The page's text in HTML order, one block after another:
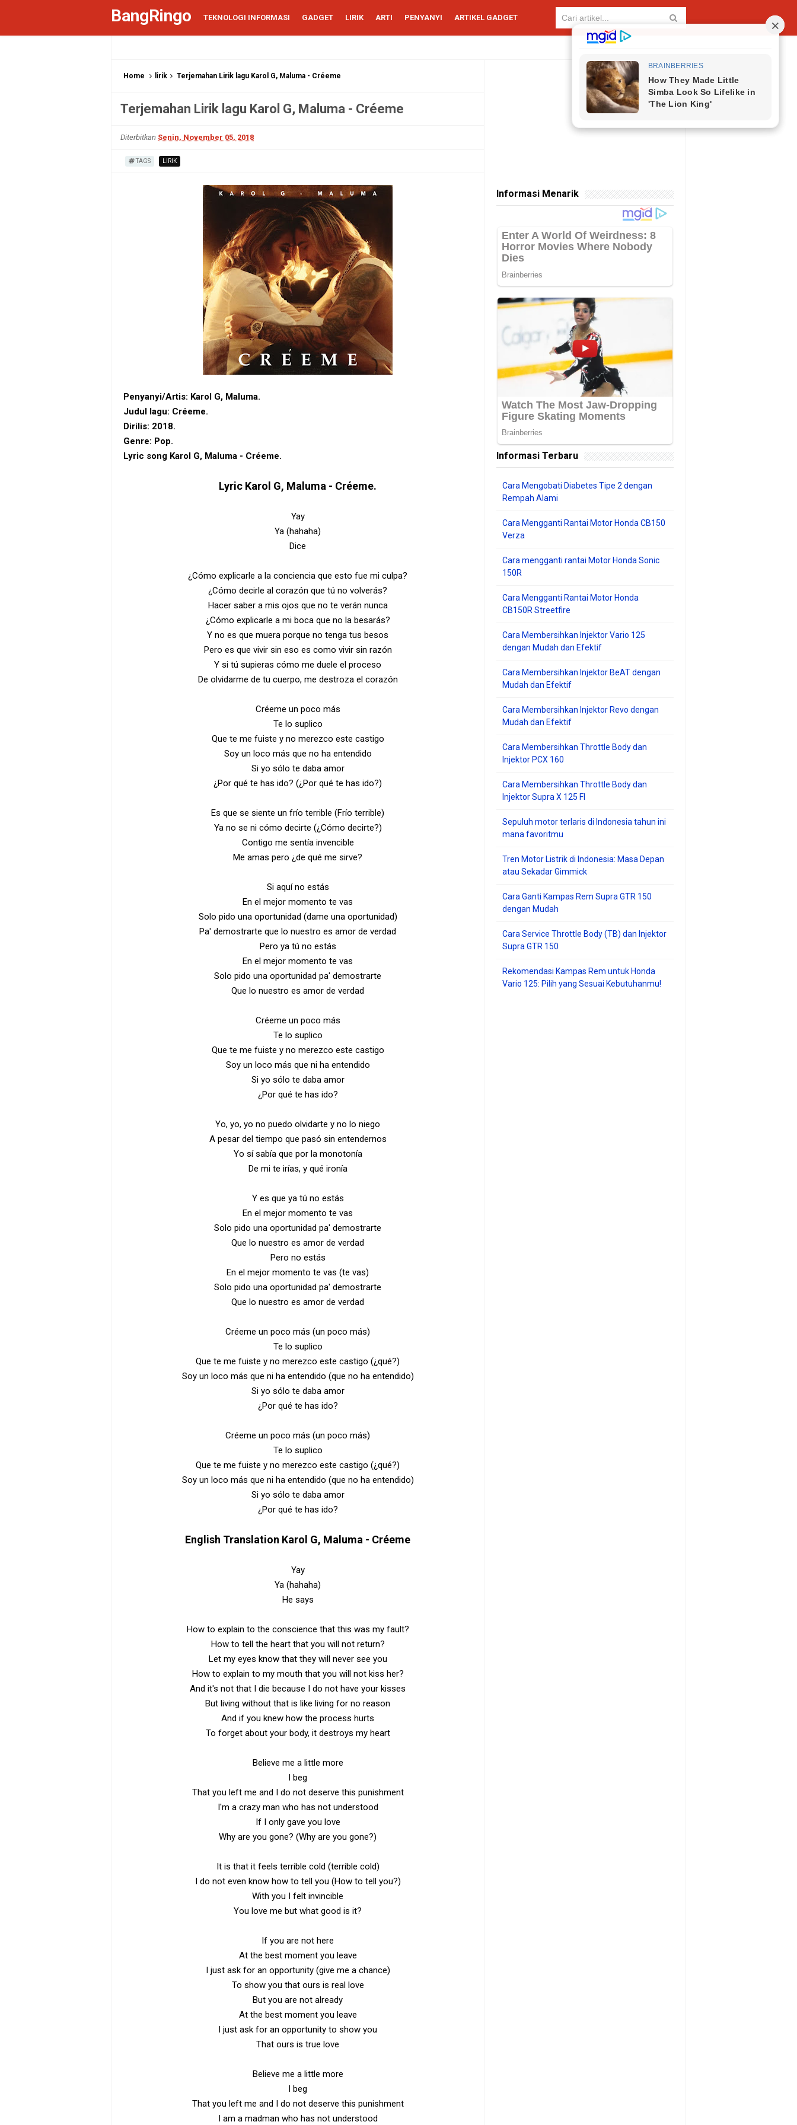
BangRingo TEKNOLOGI INFORMASI GADGET LIRIK ARTI PENYANYI ARTIKEL GADGET
Home lirik Terjemahan Lirik lagu Karol G, Maluma - Créeme
Terjemahan Lirik lagu Karol G, Maluma - Créeme
Diterbitkan Senin, November 05, 2018
TAGS LIRIK
Penyanyi/Artis: Karol G, Maluma.
Judul lagu: Créeme.
Dirilis: 2018.
Genre: Pop.
Lyric song Karol G, Maluma - Créeme.
Lyric Karol G, Maluma - Créeme.
Yay
Ya (hahaha)
Dice
¿Cómo explicarle a la conciencia que esto fue mi culpa?
¿Cómo decirle al corazón que tú no volverás?
Hacer saber a mis ojos que no te verán nunca
¿Cómo explicarle a mi boca que no la besarás?
Y no es que muera porque no tenga tus besos
Pero es que vivir sin eso es como vivir sin razón
Y si tú supieras cómo me duele el proceso
De olvidarme de tu cuerpo, me destroza el corazón
Créeme un poco más
Te lo suplico
Que te me fuiste y no merezco este castigo
Soy un loco más que no ha entendido
Si yo sólo te daba amor
¿Por qué te has ido? (¿Por qué te has ido?)
Es que se siente un frío terrible (Frío terrible)
Ya no se ni cómo decirte (¿Cómo decirte?)
Contigo me sentía invencible
Me amas pero ¿de qué me sirve?
Si aquí no estás
En el mejor momento te vas
Solo pido una oportunidad (dame una oportunidad)
Pa' demostrarte que lo nuestro es amor de verdad
Pero ya tú no estás
En el mejor momento te vas
Solo pido una oportunidad pa' demostrarte
Que lo nuestro es amor de verdad
Créeme un poco más
Te lo suplico
Que te me fuiste y no merezco este castigo
Soy un loco más que ni ha entendido
Si yo sólo te daba amor
¿Por qué te has ido?
Yo, yo, yo no puedo olvidarte y no lo niego
A pesar del tiempo que pasó sin entendernos
Yo sí sabía que por la monotonía
De mi te irías, y qué ironía
Y es que ya tú no estás
En el mejor momento te vas
Solo pido una oportunidad pa' demostrarte
Que lo nuestro es amor de verdad
Pero no estás
En el mejor momento te vas (te vas)
Solo pido una oportunidad pa' demostrarte
Que lo nuestro es amor de verdad
Créeme un poco más (un poco más)
Te lo suplico
Que te me fuiste y no merezco este castigo (¿qué?)
Soy un loco más que ni ha entendido (que no ha entendido)
Si yo sólo te daba amor
¿Por qué te has ido?
Créeme un poco más (un poco más)
Te lo suplico
Que te me fuiste y no merezco este castigo (¿qué?)
Soy un loco más que ni ha entendido (que no ha entendido)
Si yo sólo te daba amor
¿Por qué te has ido?
English Translation Karol G, Maluma - Créeme
Yay
Ya (hahaha)
He says
How to explain to the conscience that this was my fault?
How to tell the heart that you will not return?
Let my eyes know that they will never see you
How to explain to my mouth that you will not kiss her?
And it's not that I die because I do not have your kisses
But living without that is like living for no reason
And if you knew how the process hurts
To forget about your body, it destroys my heart
Believe me a little more
I beg
That you left me and I do not deserve this punishment
I'm a crazy man who has not understood
If I only gave you love
Why are you gone? (Why are you gone?)
It is that it feels terrible cold (terrible cold)
I do not even know how to tell you (How to tell you?)
With you I felt invincible
You love me but what good is it?
If you are not here
At the best moment you leave
I just ask for an opportunity (give me a chance)
To show you that ours is real love
But you are not already
At the best moment you leave
I just ask for an opportunity to show you
That ours is true love
Believe me a little more
I beg
That you left me and I do not deserve this punishment
I am a madman who has not understood
Informasi Menarik
Informasi Terbaru
Cara Mengobati Diabetes Tipe 2 dengan
Rempah Alami
Cara Mengganti Rantai Motor Honda CB150
Verza
Cara mengganti rantai Motor Honda Sonic
150R
Cara Mengganti Rantai Motor Honda
CB150R Streetfire
Cara Membersihkan Injektor Vario 125
dengan Mudah dan Efektif
Cara Membersihkan Injektor BeAT dengan
Mudah dan Efektif
Cara Membersihkan Injektor Revo dengan
Mudah dan Efektif
Cara Membersihkan Throttle Body dan
Injektor PCX 160
Cara Membersihkan Throttle Body dan
Injektor Supra X 125 FI
Sepuluh motor terlaris di Indonesia tahun ini
mana favoritmu
Tren Motor Listrik di Indonesia: Masa Depan
atau Sekadar Gimmick
Cara Ganti Kampas Rem Supra GTR 150
dengan Mudah
Cara Service Throttle Body (TB) dan Injektor
Supra GTR 150
Rekomendasi Kampas Rem untuk Honda
Vario 125: Pilih yang Sesuai Kebutuhanmu!